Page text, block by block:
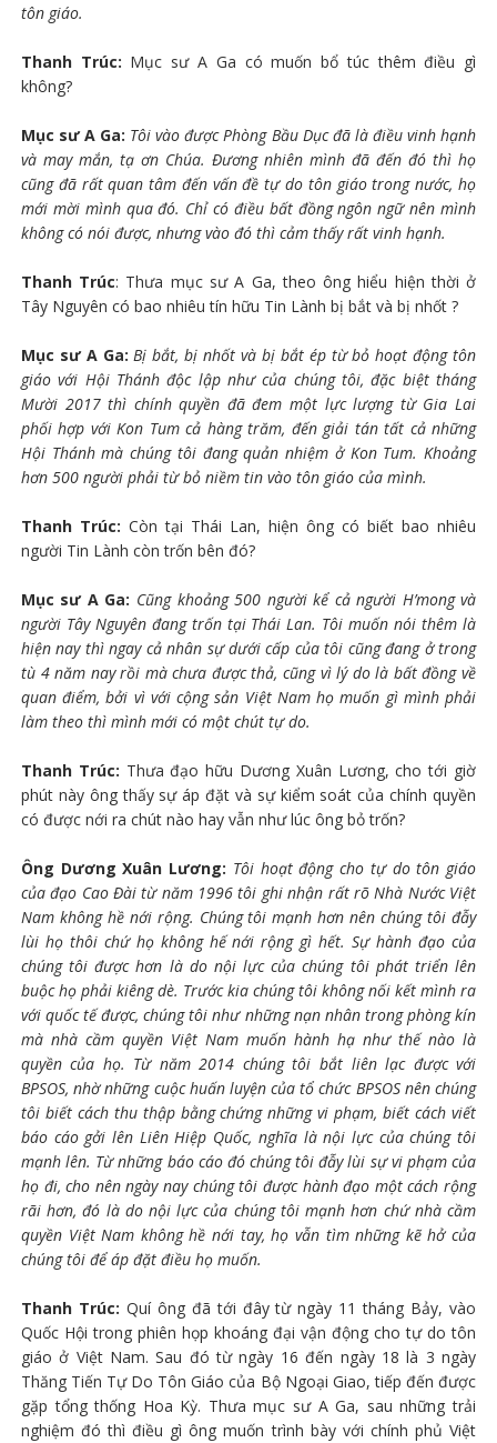
tôn giáo.
Thanh Trúc: Mục sư A Ga có muốn bổ túc thêm điều gì
không?
Mục sư A Ga: Tôi vào được Phòng Bầu Dục đã là điều vinh hạnh
và may mắn, tạ ơn Chúa. Đương nhiên mình đã đến đó thì họ
cũng đã rất quan tâm đến vấn đề tự do tôn giáo trong nước, họ
mới mời mình qua đó. Chỉ có điều bất đồng ngôn ngữ nên mình
không có nói được, nhưng vào đó thì cảm thấy rất vinh hạnh.
Thanh Trúc: Thưa mục sư A Ga, theo ông hiểu hiện thời ở
Tây Nguyên có bao nhiêu tín hữu Tin Lành bị bắt và bị nhốt ?
Mục sư A Ga: Bị bắt, bị nhốt và bị bắt ép từ bỏ hoạt động tôn
giáo với Hội Thánh độc lập như của chúng tôi, đặc biệt tháng
Mười 2017 thì chính quyền đã đem một lực lượng từ Gia Lai
phối hợp với Kon Tum cả hàng trăm, đến giải tán tất cả những
Hội Thánh mà chúng tôi đang quản nhiệm ở Kon Tum. Khoảng
hơn 500 người phải từ bỏ niềm tin vào tôn giáo của mình.
Thanh Trúc: Còn tại Thái Lan, hiện ông có biết bao nhiêu
người Tin Lành còn trốn bên đó?
Mục sư A Ga: Cũng khoảng 500 người kể cả người H’mong và
người Tây Nguyên đang trốn tại Thái Lan. Tôi muốn nói thêm là
hiện nay thì ngay cả nhân sự dưới cấp của tôi cũng đang ở trong
tù 4 năm nay rồi mà chưa được thả, cũng vì lý do là bất đồng về
quan điểm, bởi vì với cộng sản Việt Nam họ muốn gì mình phải
làm theo thì mình mới có một chút tự do.
Thanh Trúc: Thưa đạo hữu Dương Xuân Lương, cho tới giờ
phút này ông thấy sự áp đặt và sự kiểm soát của chính quyền
có được nới ra chút nào hay vẫn như lúc ông bỏ trốn?
Ông Dương Xuân Lương: Tôi hoạt động cho tự do tôn giáo
của đạo Cao Đài từ năm 1996 tôi ghi nhận rất rõ Nhà Nước Việt
Nam không hề nới rộng. Chúng tôi mạnh hơn nên chúng tôi đẫy
lùi họ thôi chứ họ không hế nới rộng gì hết. Sự hành đạo của
chúng tôi được hơn là do nội lực của chúng tôi phát triển lên
buộc họ phải kiêng dè. Trước kia chúng tôi không nối kết mình ra
với quốc tế được, chúng tôi như những nạn nhân trong phòng kín
mà nhà cầm quyền Việt Nam muốn hành hạ như thế nào là
quyền của họ. Từ năm 2014 chúng tôi bắt liên lạc được với
BPSOS, nhờ những cuộc huấn luyện của tổ chức BPSOS nên chúng
tôi biết cách thu thập bằng chứng những vi phạm, biết cách viết
báo cáo gởi lên Liên Hiệp Quốc, nghĩa là nội lực của chúng tôi
mạnh lên. Từ những báo cáo đó chúng tôi đẫy lùi sự vi phạm của
họ đi, cho nên ngày nay chúng tôi được hành đạo một cách rộng
rãi hơn, đó là do nội lực của chúng tôi mạnh hơn chứ nhà cầm
quyền Việt Nam không hề nới tay, họ vẫn tìm những kẽ hở của
chúng tôi để áp đặt điều họ muốn.
Thanh Trúc: Quí ông đã tới đây từ ngày 11 tháng Bảy, vào
Quốc Hội trong phiên họp khoáng đại vận động cho tự do tôn
giáo ở Việt Nam. Sau đó từ ngày 16 đến ngày 18 là 3 ngày
Thăng Tiến Tự Do Tôn Giáo của Bộ Ngoại Giao, tiếp đến được
gặp tổng thống Hoa Kỳ. Thưa mục sư A Ga, sau những trải
nghiệm đó thì điều gì ông muốn trình bày với chính phủ Việt